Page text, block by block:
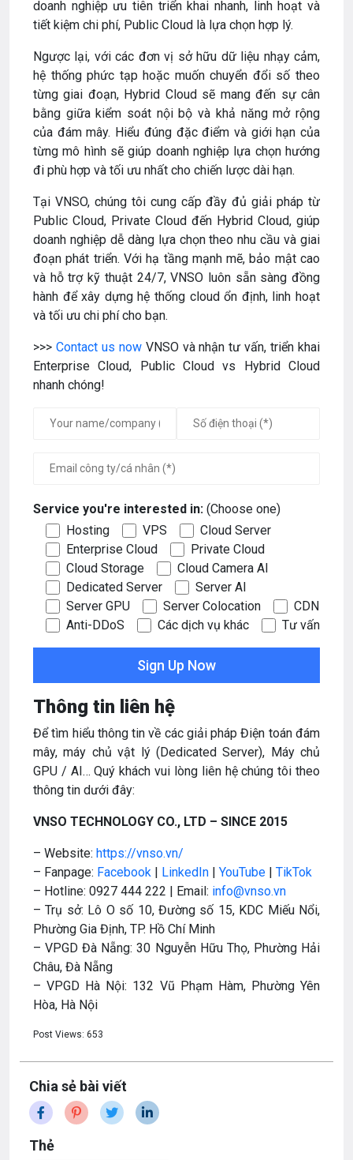
doanh nghiệp ưu tiên triển khai nhanh, linh hoạt và
tiết kiệm chi phí, Public Cloud là lựa chọn hợp lý.
Ngược lại, với các đơn vị sở hữu dữ liệu nhạy cảm,
hệ thống phức tạp hoặc muốn chuyển đổi số theo
từng giai đoạn, Hybrid Cloud sẽ mang đến sự cân
bằng giữa kiểm soát nội bộ và khả năng mở rộng
của đám mây. Hiểu đúng đặc điểm và giới hạn của
từng mô hình sẽ giúp doanh nghiệp lựa chọn hướng
đi phù hợp và tối ưu nhất cho chiến lược dài hạn.
Tại VNSO, chúng tôi cung cấp đầy đủ giải pháp từ
Public Cloud, Private Cloud đến Hybrid Cloud, giúp
doanh nghiệp dễ dàng lựa chọn theo nhu cầu và giai
đoạn phát triển. Với hạ tầng mạnh mẽ, bảo mật cao
và hỗ trợ kỹ thuật 24/7, VNSO luôn sẵn sàng đồng
hành để xây dựng hệ thống cloud ổn định, linh hoạt
và tối ưu chi phí cho bạn.
>>> Contact us nowVNSO và nhận tư vấn, triển khai
Enterprise Cloud, Public Cloud vs Hybrid Cloud
nhanh chóng!
Service you're interested in: (Choose one)
Hosting
VPS
Cloud Server
Enterprise Cloud
Private Cloud
Cloud Storage
Cloud Camera AI
Dedicated Server
Server AI
Server GPU
Server Colocation
CDN
Anti-DDoS
Các dịch vụ khác Tư vấn
Thông tin liên hệ
Để tìm hiểu thông tin về các giải pháp Điện toán đám
mây, máy chủ vật lý (Dedicated Server), Máy chủ
GPU / AI… Quý khách vui lòng liên hệ chúng tôi theo
thông tin dưới đây:
VNSO TECHNOLOGY CO., LTD – SINCE 2015
– Website: https://vnso.vn/
– Fanpage: Facebook | LinkedIn | YouTube | TikTok
– Hotline: 0927 444 222 | Email: info@vnso.vn
– Trụ sở: Lô O số 10, Đường số 15, KDC Miếu Nổi,
Phường Gia Định, TP. Hồ Chí Minh
– VPGD Đà Nẵng: 30 Nguyễn Hữu Thọ, Phường Hải
Châu, Đà Nẵng
– VPGD Hà Nội: 132 Vũ Phạm Hàm, Phường Yên
Hòa, Hà Nội
Post Views: 653
Chia sẻ bài viết
Thẻ